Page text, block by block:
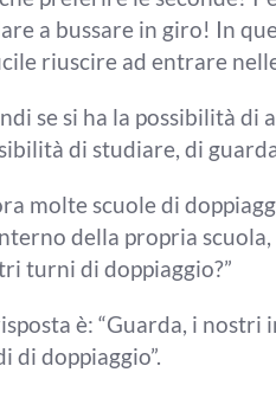
a bussare in giro! In
riuscire ad entrare
se si ha la possibilitàdi
di studiare,di
molte scuole di
della propria
turni di doppiaggio?”
è: “Guarda, i nostri
didoppiaggio”.